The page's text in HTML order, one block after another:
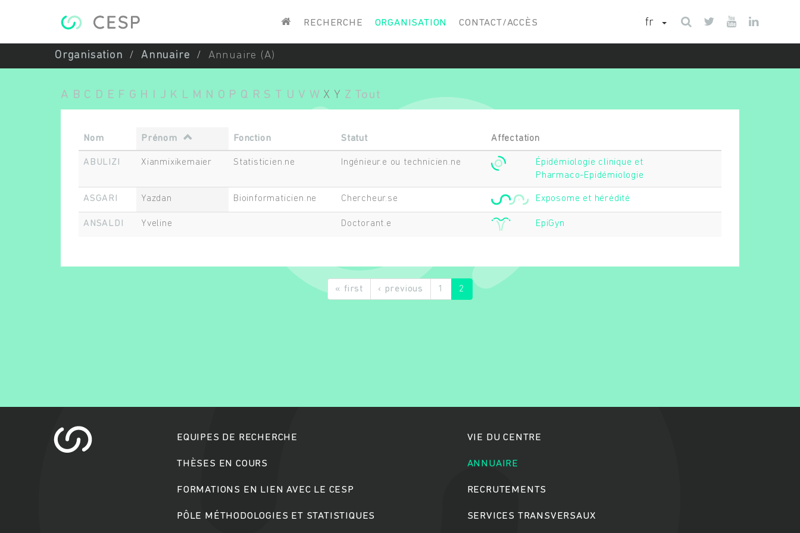
RECHERCHE ORGANISATION CONTACT/ACCÈS fr
Organisation Annuaire Annuaire (A)
A B C D E F G H J K L M N O P Q R S T U V W X Y Z Tout
Nom Prénom Fonction Statut Affectation
ABULIZI Xianmixikemaier Statisticien.ne Ingénieur.e ou technicien.ne
Épidémiologie clinique et
Pharmaco-Epidémiologie
ASGARI Yazdan Bioinformaticien.ne Chercheur.se Exposome et hérédité
ANSALDI Yveline Doctorant.e EpiGyn
« first ‹ previous 1 2
EQUIPES DE RECHERCHE
THÈSES EN COURS
FORMATIONS EN LIEN AVEC LE CESP
PÔLE MÉTHODOLOGIES ET STATISTIQUES
VIE DU CENTRE
ANNUAIRE
RECRUTEMENTS
SERVICES TRANSVERSAUX